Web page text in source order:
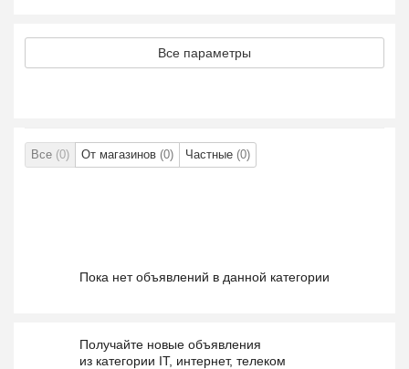
Все параметры
Все (0) От магазинов (0) Частные (0)
Пока нет объявлений в данной категории
Получайте новые объявления
из категории IT, интернет, телеком